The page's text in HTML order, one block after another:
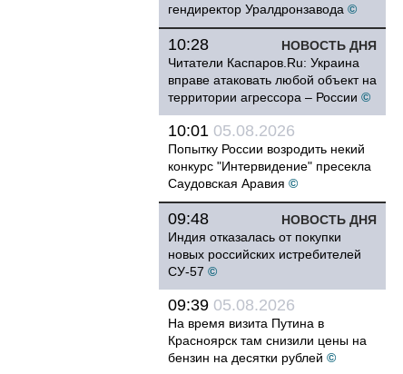
гендиректор Уралдронзавода ©
НОВОСТЬ ДНЯ
10:28
Читатели Каспаров.Ru: Украина
вправе атаковать любой объект на
территории агрессора – России ©
10:01 05.08.2026
Попытку России возродить некий
конкурс "Интервидение" пресекла
Саудовская Аравия ©
НОВОСТЬ ДНЯ
09:48
Индия отказалась от покупки
новых российских истребителей
СУ-57 ©
09:39 05.08.2026
На время визита Путина в
Красноярск там снизили цены на
бензин на десятки рублей ©